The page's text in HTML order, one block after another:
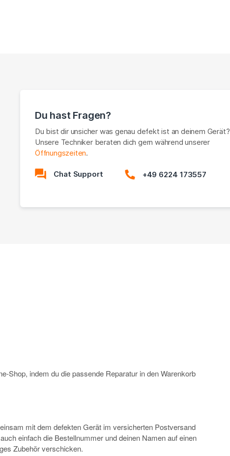
Du hast Fragen?
Du bist dir unsicher was genau defekt ist an deinem Gerät?
Unsere Techniker beraten dich gern während unserer
Öffnungszeiten.
Chat Support +49 6224 173557
Shop, indem du die passende Reparatur in den Warenkorb
mit dem defekten Gerät im versicherten Postversand
einfach die Bestellnummer und deinen Namen auf einen
Zubehör verschicken.